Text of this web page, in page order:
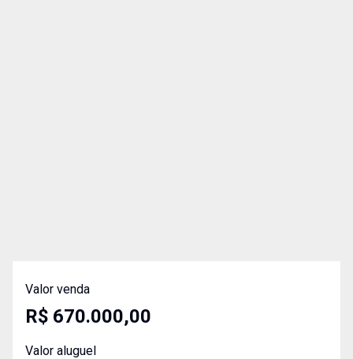
Valor venda
R$ 670.000,00
Valor aluguel